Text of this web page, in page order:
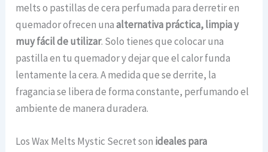
melts o pastillas de cera perfumada para derretir en
quemador ofrecen unaalternativa práctica, limpia y
muy fácil de utilizar. Solo tienes que colocar una
pastilla en tu quemador y dejar que el calor funda
lentamente la cera. A medida que se derrite, la
fragancia se libera de forma constante, perfumando el
ambiente de manera duradera.
Los Wax Melts Mystic Secret son ideales para